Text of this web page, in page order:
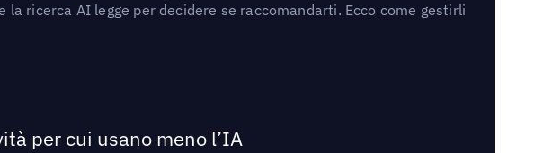
ricerca AI legge per decidere se raccomandarti. Ecco come gestirli
per cui usano meno l’IA